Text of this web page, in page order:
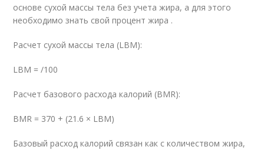
основе сухой массы тела без учета жира, а для этого
необходимо знать свой процент жира .
Расчет сухой массы тела (LBM):
LBM = /100
Расчет базового расхода калорий (BMR):
BMR = 370 + (21.6 × LBM)
Базовый расход калорий связан как с количеством жира,